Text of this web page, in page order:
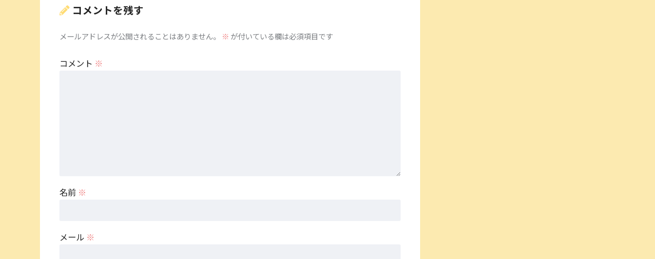
コメントを残す
メールアドレスが公開されることはありません。 ※ が付いている欄は必須項目です
コメント ※
名前 ※
メール ※